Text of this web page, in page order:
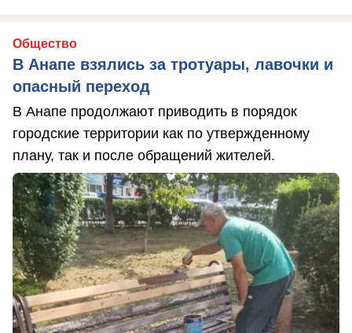
Общество
В Анапе взялись за тротуары, лавочки и
опасный переход
В Анапе продолжают приводить в порядок
городские территории как по утвержденному
плану, так и после обращений жителей.